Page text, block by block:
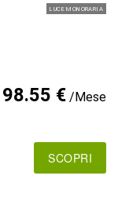
LUCE MONORARIA
98.55 €/Mese
SCOPRI